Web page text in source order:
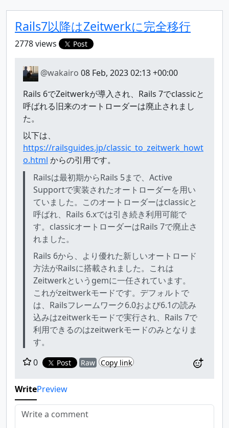
Rails7以降はZeitwerkに完全移行
2778 views Post
@wakairo 08 Feb, 2023 02:13 +00:00
Rails 6でZeitwerkが導入され、Rails 7でclassicと
呼ばれる旧来のオートローダーは廃止されまし
た。
以下は、
https://railsguides.jp/classic_to_zeitwerk_howt
o.html からの引用です。
Railsは最初期からRails 5まで、Active
Supportで実装されたオートローダーを用い
ていました。このオートローダーはclassicと
呼ばれ、Rails 6.xでは引き続き利用可能で
す。classicオートローダーはRails 7で廃止さ
れました。
Rails 6から、より優れた新しいオートロード
方法がRailsに搭載されました。これは
Zeitwerkというgemに一任されています。
これがzeitwerkモードです。デフォルトで
は、Railsフレームワーク6.0および6.1の読み
込みはzeitwerkモードで実行され、Rails 7で
利用できるのはzeitwerkモードのみとなりま
す。
0
Post Raw Copy link
WritePreview